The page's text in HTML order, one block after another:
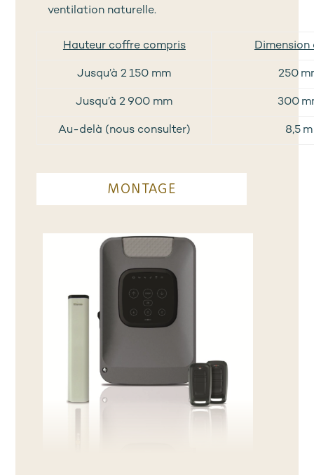
ventilation naturelle.
Hauteur coffre compris Dimension
Jusqu’à 2 150 mm 250
Jusqu’à 2 900 mm 300
Au-delà (nous consulter) 8,5 m
MONTAGE